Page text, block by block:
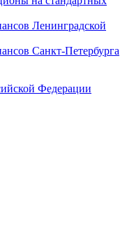
Ленинградской
Санкт-Петербурга
Федерации